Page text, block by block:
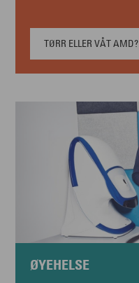
TØRR ELLER VÅT AMD?
ØYEHELSE